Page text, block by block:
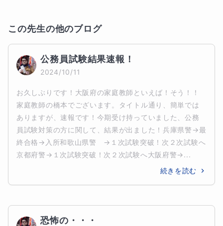
この先生の他のブログ
公務員試験結果速報！
2024/10/11
お久しぶりです！大阪府の家庭教師といえば！そう！！
家庭教師の橋本でございます。タイトル通り、簡単では
ありますが、速報です！今期受け持っていました、公務
員試験対策の方に関して、結果が出ました！兵庫県警→最
終合格→入所和歌山県警　→１次試験突破！次２次試験へ
京都府警→１次試験突破！次２次試験へ大阪府警→...
続きを読む
恐怖の・・・